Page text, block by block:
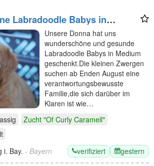
Labradoodle Babys in
Unsere Donna hat uns
wunderschöne und gesunde
Labradoodle Babys in Medium
geschenkt.Die kleinen Zwergen
suchen ab Enden August eine
verantwortungsbewusste
Familie,die sich darüber im
Klaren ist wie…
Zucht "Of Curly Caramell"
i. Bay. - Bayern verifiziert gestern